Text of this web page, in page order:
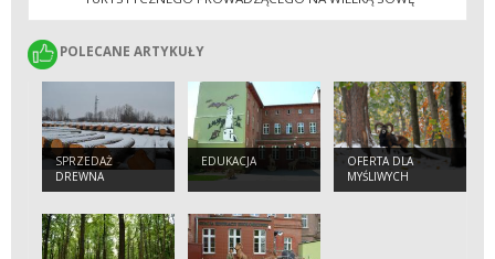
POLECANE ARTYKUŁY
POLECANE ARTYKUŁY
SPRZEDAŻ
DREWNA
EDUKACJA
OFERTA DLA
MYŚLIWYCH